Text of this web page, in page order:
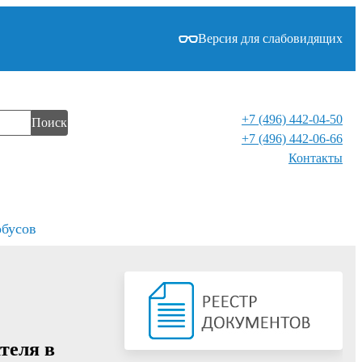
Версия для слабовидящих
Поиск
+7 (496) 442-04-50
+7 (496) 442-06-66
Контакты⁠
в